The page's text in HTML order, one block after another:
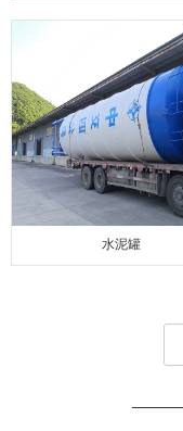
水泥罐